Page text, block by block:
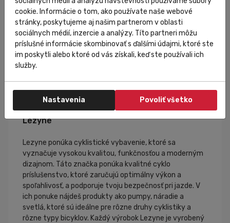
Lezyne
Lezyne ponúka cyklistické vybavenie, ktoré sa
vyznačuje vysokou kvalitou, funkčnosťou a moderným
dizajnom. Táto značka ponúka kvalitné cyklo
príslušenstvo, ktoré zaručujú optimálny výkon a
spoľahlivosť, a podporuje tvoju bezpečnosť pri jazde. V
ich ponuke nájdeš produkty ako pumpy, náradie a
svetlá, ktoré sú ideálne pre rôzne druhy cyklistiky a
rôzne typy bicyklov. Každý výrobok Lezyne je vyrobený
cookie. Informácie o tom, ako používate naše webové
stránky, poskytujeme aj našim partnerom v oblasti
sociálnych médií, inzercie a analýzy. Títo partneri môžu
príslušné informácie skombinovať s ďalšími údajmi, ktoré ste
im poskytli alebo ktoré od vás získali, keď ste používali ich
služby.
Nastavenia Povoliť všetko